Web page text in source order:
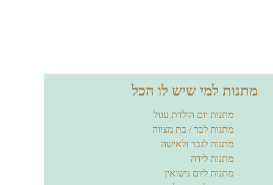
מתנות למי שיש לו הכל
מתנות יום הולדת עגול
מתנות לבר / בת מצווה
מתנות לגבר ולאישה
מתנות לידה
מתנות ליום נישואין